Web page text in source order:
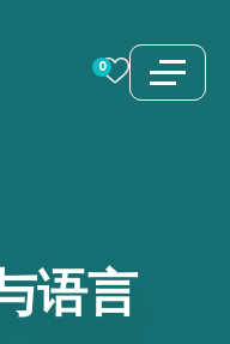
0
语言